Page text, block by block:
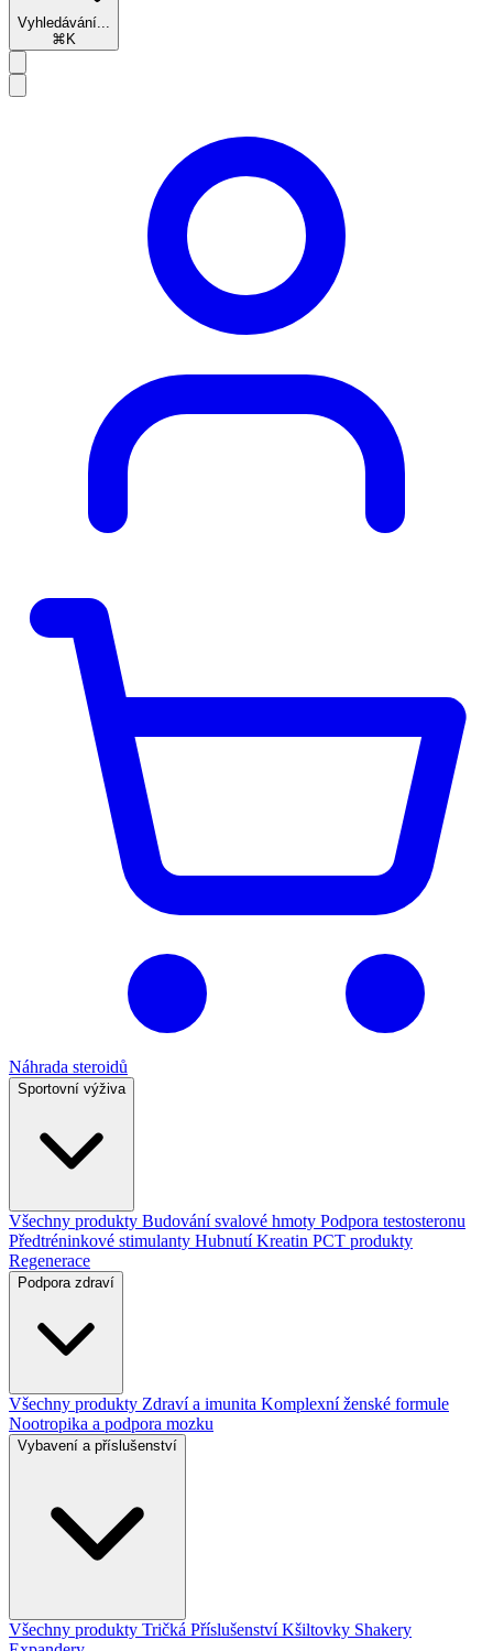
Vyhledávání...
⌘K
Náhrada steroidů
Sportovní výživa
Všechny produkty Budování svalové hmoty Podpora testosteronu
Předtréninkové stimulanty HubnutíKreatin PCT produkty
Regenerace
Podpora zdraví
Všechny produkty Zdraví a imunita Komplexní ženské formule
Nootropika a podpora mozku
Vybavení a příslušenství
Všechny produkty Tričká PříslušenstvíKšiltovky Shakery